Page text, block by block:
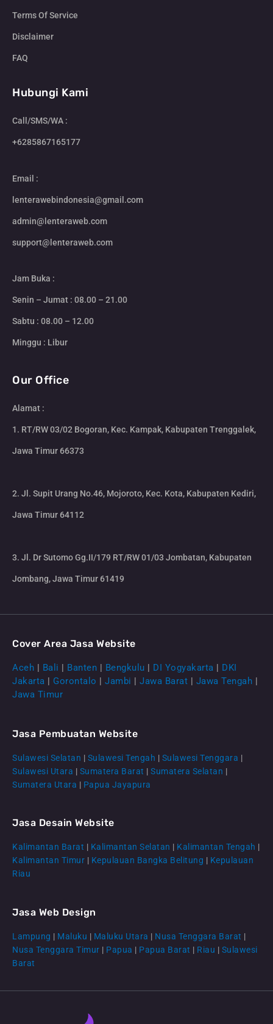
CS Lenteraweb
Terms Of Service
Disclaimer
FAQ
Hubungi Kami
Call/SMS/WA :
+6285867165177
Email :
lenterawebindonesia@gmail.com
admin@lenteraweb.com
support@lenteraweb.com
Jam Buka :
Senin – Jumat : 08.00 – 21.00
Sabtu : 08.00 – 12.00
Minggu : Libur
Our Office
Alamat :
1. RT/RW 03/02 Bogoran, Kec. Kampak, Kabupaten Trenggalek,
Jawa Timur 66373
2. Jl. Supit Urang No.46, Mojoroto, Kec. Kota, Kabupaten Kediri,
Jawa Timur 64112
3. Jl. Dr Sutomo Gg.II/179 RT/RW 01/03 Jombatan, Kabupaten
Jombang, Jawa Timur 61419
Cover Area Jasa Website
Aceh | Bali | Banten | Bengkulu | DI Yogyakarta | DKI
Jakarta | Gorontalo | Jambi | Jawa Barat | Jawa Tengah |
Jawa Timur
Jasa Pembuatan Website
Sulawesi Selatan | Sulawesi Tengah | Sulawesi Tenggara |
Sulawesi Utara | Sumatera Barat | Sumatera Selatan |
Sumatera Utara | Papua Jayapura
Jasa Desain Website
Kalimantan Barat | Kalimantan Selatan | Kalimantan Tengah |
Kalimantan Timur | Kepulauan Bangka Belitung | Kepulauan
Riau
Jasa Web Design
Lampung | Maluku | Maluku Utara | Nusa Tenggara Barat |
Nusa Tenggara Timur | Papua | Papua Barat | Riau | Sulawesi
Barat